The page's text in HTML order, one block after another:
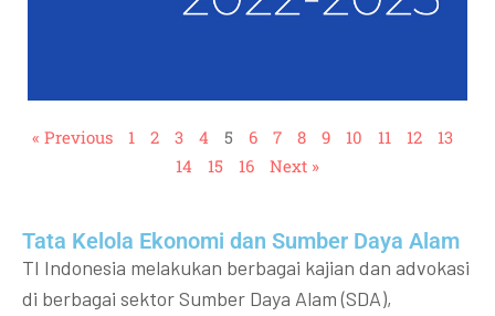
« Previous 1 2 3 4 5 6 7 8 9 10 11 12
13
14
15 16 Next »
Tata Kelola Ekonomi dan Sumber Daya Alam
TI Indonesia melakukan berbagai kajian dan advokasi
di berbagai sektor Sumber Daya Alam (SDA),